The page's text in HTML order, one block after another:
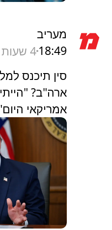
מעריב
18:494 שעות
סין תיכנס
ארה"ב?
אמריקאי